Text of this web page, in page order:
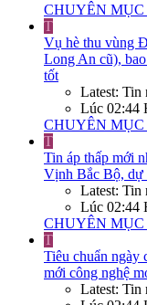
CHUYÊN
T
Vụ hè thu vùng
Long An cũ),
tốt
Latest: Tin
Lúc 02:44
CHUYÊN
T
Tin áp thấp mới
Vịnh Bắc Bộ, dự
Latest: Tin
Lúc 02:44
CHUYÊN
T
Tiêu chuẩn ngày
mới công nghệ
Latest: Tin